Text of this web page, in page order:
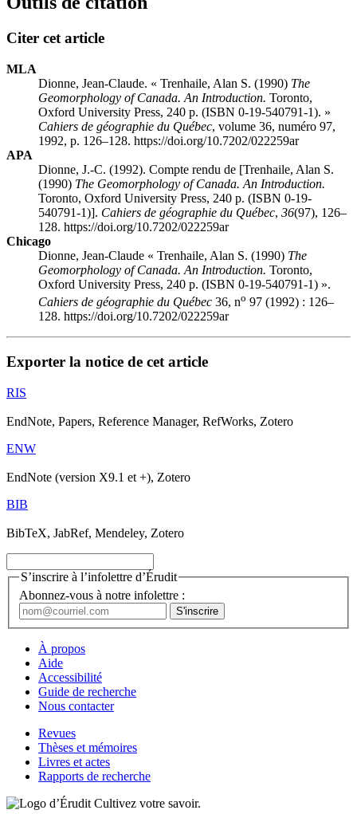
Citer cet article
MLA
Dionne, Jean-Claude. « Trenhaile, Alan S. (1990) The
Geomorphology of Canada. An Introduction. Toronto,
Oxford University Press, 240 p. (ISBN 0-19-540791-1). »
Cahiers de géographie du Québec, volume 36, numéro 97,
1992, p. 126–128. https://doi.org/10.7202/022259ar
APA
Dionne, J.-C. (1992). Compte rendu de [Trenhaile, Alan S.
(1990) The Geomorphology of Canada. An Introduction.
Toronto, Oxford University Press, 240 p. (ISBN 0-19-
540791-1)]. Cahiers de géographie du Québec, 36(97), 126–
128. https://doi.org/10.7202/022259ar
Chicago
Dionne, Jean-Claude « Trenhaile, Alan S. (1990) The
Geomorphology of Canada. An Introduction. Toronto,
Oxford University Press, 240 p. (ISBN 0-19-540791-1) ».
Cahiers de géographie du Québec 36, no 97 (1992) : 126–
128. https://doi.org/10.7202/022259ar
Exporter la notice de cet article
RIS
EndNote, Papers, Reference Manager, RefWorks, Zotero
ENW
EndNote (version X9.1 et +), Zotero
BIB
BibTeX, JabRef, Mendeley, Zotero
S’inscrire à l’infolettre d’Érudit
Abonnez-vous à notre infolettre :
À propos
Aide
Accessibilité
Guide de recherche
Nous contacter
Revues
Thèses et mémoires
Livres et actes
Rapports de recherche
Cultivez votre savoir.